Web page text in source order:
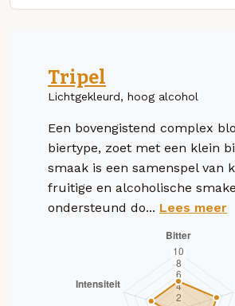
Tripel
Lichtgekleurd, hoog alcohol
Een bovengistend complex
biertype, zoet met een klein
smaak is een samenspel van
fruitige en alcoholische
ondersteund do... Lees meer